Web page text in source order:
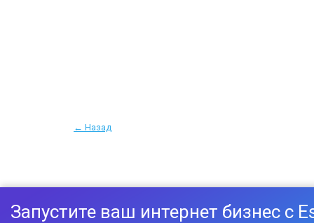
← Назад
Запустите ваш интернет бизнес с